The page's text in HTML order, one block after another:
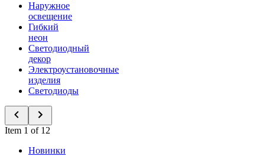
Наружное
освещение
Гибкий
неон
Светодиодный
декор
Электроустановочные
изделия
Светодиоды
Item 1 of 12
Новинки